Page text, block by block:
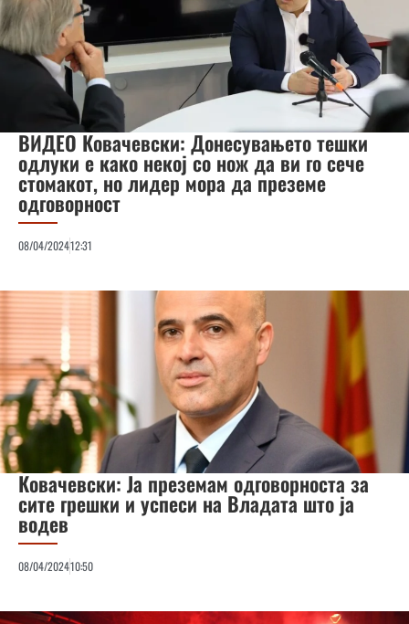
ВИДЕО Ковачевски: Донесувањето тешки
одлуки е како некој со нож да ви го сече
стомакот, но лидер мора да преземе
одговорност
08/04/202412:31
Ковачевски: Ја преземам одговорноста за
сите грешки и успеси на Владата што ја
водев
08/04/202410:50